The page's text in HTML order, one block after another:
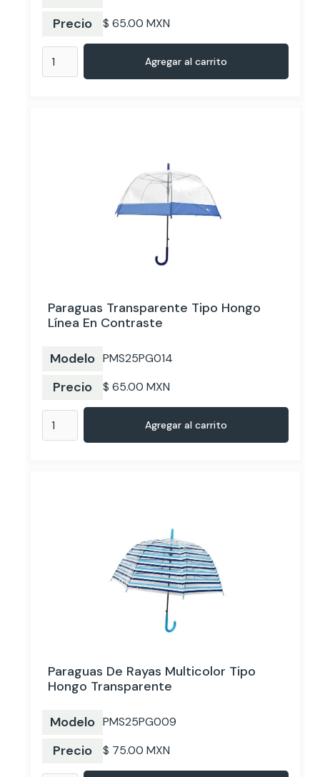
Precio $ 65.00 MXN
Paraguas Transparente Tipo Hongo
Línea En Contraste
Modelo PMS25PG014
Precio $ 65.00 MXN
Paraguas De Rayas Multicolor Tipo
Hongo Transparente
Modelo PMS25PG009
Precio $ 75.00 MXN